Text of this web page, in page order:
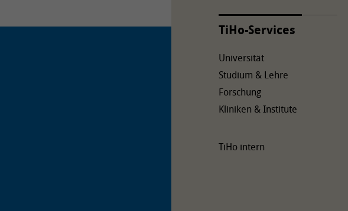
TiHo-Services
Universität
Studium & Lehre
Forschung
Kliniken & Institute
TiHo intern